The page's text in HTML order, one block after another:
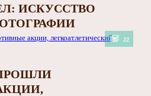
ИСКУССТВО
22